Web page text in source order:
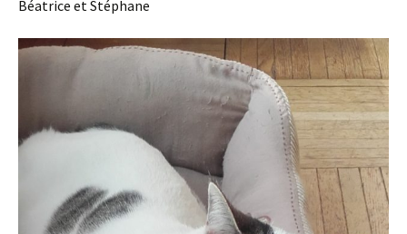
Béatrice et Stéphane